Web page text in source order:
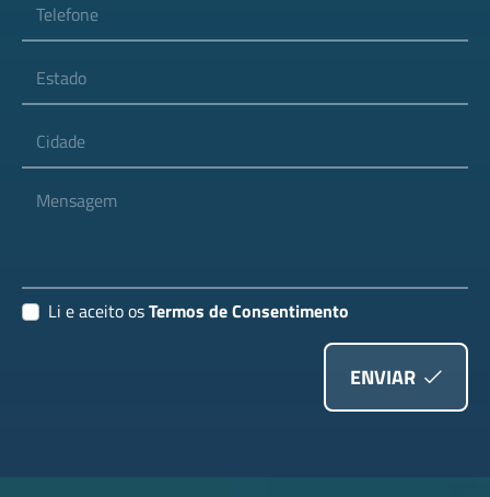
Mensagem
Li e aceito osTermos de Consentimento
ENVIAR